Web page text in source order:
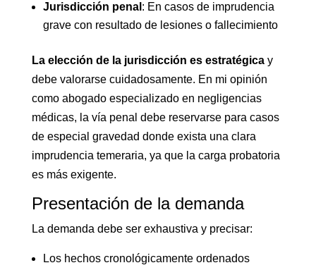
Jurisdicción penal : En casos de imprudencia
grave con resultado de lesiones o fallecimiento
La elección de la jurisdicción es estratégicay
debe valorarse cuidadosamente. En mi opinión
como abogado especializado en negligencias
médicas, la vía penal debe reservarse para casos
de especial gravedad donde exista una clara
imprudencia temeraria, ya que la carga probatoria
es más exigente.
Presentación de la demanda
La demanda debe ser exhaustiva y precisar:
Los hechos cronológicamente ordenados